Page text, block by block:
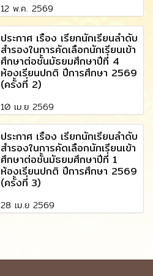
12 พ.ค. 2569
ประกาศ เรื่อง เรียกนักเรียนลำดับ
สำรองในการคัดเลือกนักเรียนเข้า
ศึกษาต่อชั้นมัธยมศึกษาปีที่ 4
ห้องเรียนปกติ ปีการศึกษา 2569
(ครั้งที่ 2)
10 เม.ย 2569
ประกาศ เรื่อง เรียกนักเรียนลำดับ
สำรองในการคัดเลือกนักเรียนเข้า
ศึกษาต่อชั้นมัธยมศึกษาปีที่ 1
ห้องเรียนปกติ ปีการศึกษา 2569
(ครั้งที่ 3)
28 เม.ย 2569